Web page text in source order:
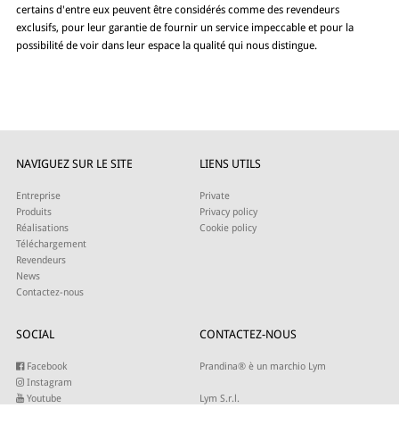
certains d'entre eux peuvent être considérés comme des revendeurs
exclusifs, pour leur garantie de fournir un service impeccable et pour la
possibilité de voir dans leur espace la qualité qui nous distingue.
NAVIGUEZ SUR LE SITE
Entreprise
Produits
Réalisations
Téléchargement
Revendeurs
News
Contactez-nous
LIENS UTILS
Private
Privacy policy
Cookie policy
SOCIAL
Facebook
Instagram
Youtube
CONTACTEZ-NOUS
Prandina® è un marchio Lym
Lym S.r.l.